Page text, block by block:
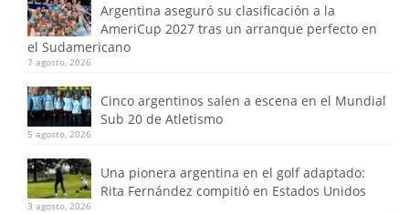
Argentina aseguró su clasificación a la
AmeriCup 2027 tras un arranque perfecto en
el Sudamericano
7 agosto, 2026
Cinco argentinos salen a escena en el Mundial
Sub 20 de Atletismo
5 agosto, 2026
Una pionera argentina en el golf adaptado:
Rita Fernández compitió en Estados Unidos
3 agosto, 2026